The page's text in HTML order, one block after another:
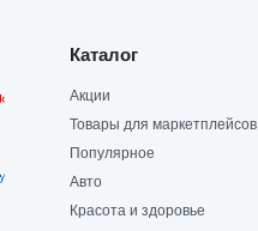
Каталог
Акции
Товары для маркетплейсов
Популярное
Авто
Красота и здоровье